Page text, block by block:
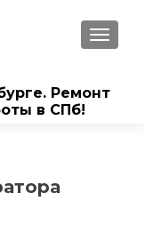
Ремонт
в СПб!